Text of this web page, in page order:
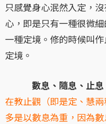
只感覺身心泯然入定，
心，即是只有一種很微
一種定境。修的時候叫
定境。
數息、隨息、止
在教止觀（即是定、慧
多是以數息為重，因為